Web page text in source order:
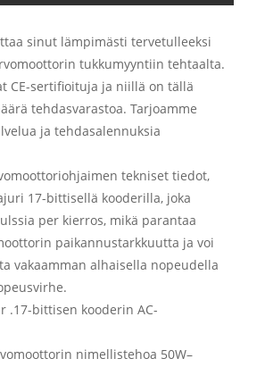
sinut lämpimästi tervetulleeksi
tukkumyyntiin tehtaalta.
CE-sertifioituja ja niillä on tällä
tehdasvarastoa. Tarjoamme
ja tehdasalennuksia
tekniset tiedot,
17-bittisellä kooderilla, joka
per kierros, mikä parantaa
paikannustarkkuutta ja voi
vakaamman alhaisella nopeudella
.17-bittisen kooderin AC-
nimellistehoa 50W–